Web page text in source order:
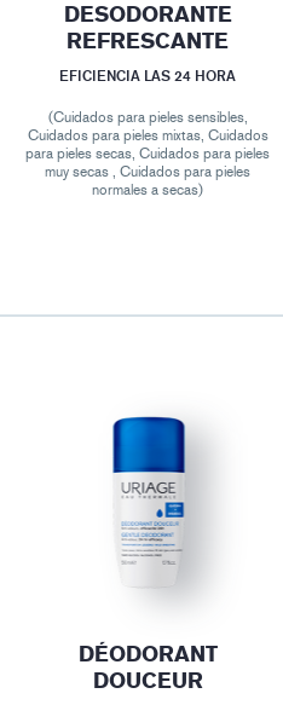
DESODORANTE
REFRESCANTE
EFICIENCIA LAS 24 HORA
(Cuidados para pieles sensibles,
Cuidados para pieles mixtas, Cuidados
para pieles secas, Cuidados para pieles
muy secas , Cuidados para pieles
normales a secas)
DÉODORANT
DOUCEUR